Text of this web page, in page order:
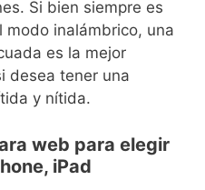
Si bien siempre es
modo inalámbrico, una
es la mejor
desea tener una
y nítida.
web para elegir
iPad